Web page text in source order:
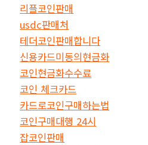
리플코인판매
usdc판매처
테더코인판매합니다
신용카드미동의현금화
코인현금화수수료
코인 체크카드
카드로코인구매하는법
코인구매대행 24시
잡코인판매